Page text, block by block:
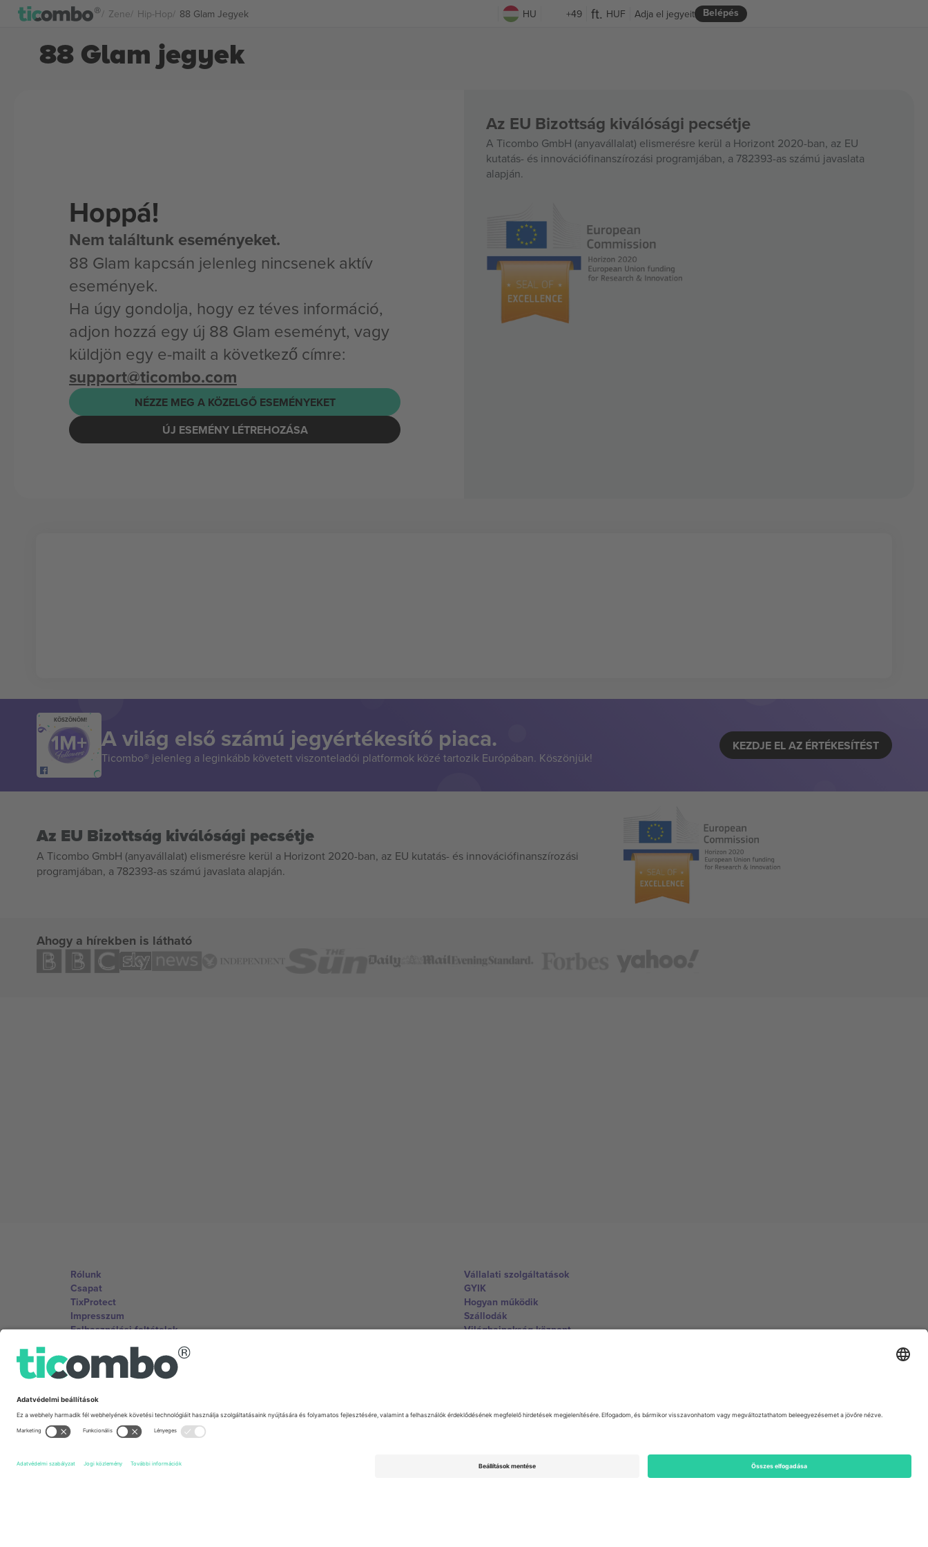
Zene Hip-Hop 88 Glam Jegyek HU +49 HUF Belépés
Adja el jegyeit
88 Glam jegyek
Hoppá!
Nem találtunk eseményeket.
88 Glam kapcsán jelenleg nincsenek aktív
események.
Ha úgy gondolja, hogy ez téves információ,
adjon hozzá egy új 88 Glam eseményt, vagy
küldjön egy e-mailt a következő címre:
support@ticombo.com
NÉZZE MEG A KÖZELGŐ ESEMÉNYEKET
ÚJ ESEMÉNY LÉTREHOZÁSA
Az EU Bizottság kiválósági pecsétje
A Ticombo GmbH (anyavállalat) elismerésre kerül a Horizont 2020-ban, az EU
kutatás- és innovációfinanszírozási programjában, a 782393-as számú javaslata
alapján.
KÖSZÖNÖM!
A világ első számú jegyértékesítő piaca.
Ticombo® jelenleg a leginkább követett viszonteladói platformok közé tartozik Európában. Köszönjük!
KEZDJE EL AZ ÉRTÉKESÍTÉST
Az EU Bizottság kiválósági pecsétje
A Ticombo GmbH (anyavállalat) elismerésre kerül a Horizont 2020-ban, az EU kutatás- és innovációfinanszírozási
programjában, a 782393-as számú javaslata alapján.
Ahogy a hírekben is látható
Rólunk
Csapat
TixProtect
Impresszum
Felhasználási feltételek
Partnerprogram
Vállalati szolgáltatások
GYIK
Hogyan működik
Szállodák
Világbajnokság központ